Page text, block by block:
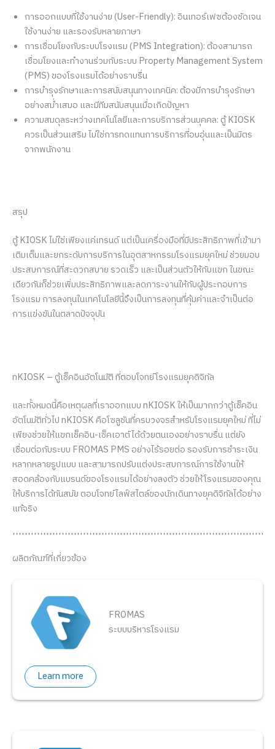
การออกแบบที่ใช้งานง่าย (User-Friendly): อินเทอร์เฟซต้องชัดเจน
ใช้งานง่าย และรองรับหลายภาษา
การเชื่อมโยงกับระบบโรงแรม (PMS Integration): ต้องสามารถ
เชื่อมโยงและทำงานร่วมกับระบบ Property Management System
(PMS) ของโรงแรมได้อย่างราบรื่น
การบำรุงรักษาและการสนับสนุนทางเทคนิค: ต้องมีการบำรุงรักษา
อย่างสม่ำเสมอ และมีทีมสนับสนุนเมื่อเกิดปัญหา
ความสมดุลระหว่างเทคโนโลยีและการบริการส่วนบุคคล: ตู้ KIOSK
ควรเป็นส่วนเสริม ไม่ใช่การทดแทนการบริการที่อบอุ่นและเป็นมิตร
จากพนักงาน
สรุป
ตู้ KIOSK ไม่ใช่เพียงแค่เทรนด์ แต่เป็นเครื่องมือที่มีประสิทธิภาพที่เข้ามา
เติมเต็มและยกระดับการบริการในอุตสาหกรรมโรงแรมยุคใหม่ ช่วยมอบ
ประสบการณ์ที่สะดวกสบาย รวดเร็ว และเป็นส่วนตัวให้กับแขก ในขณะ
เดียวกันก็ช่วยเพิ่มประสิทธิภาพและลดภาระงานให้กับผู้ประกอบการ
โรงแรม การลงทุนในเทคโนโลยีนี้จึงเป็นการลงทุนที่คุ้มค่าและจำเป็นต่อ
การแข่งขันในตลาดปัจจุบัน
nKIOSK – ตู้เช็คอินอัตโนมัติ ที่ตอบโจทย์โรงแรมยุคดิจิทัล
และทั้งหมดนี้คือเหตุผลที่เราออกแบบ nKIOSK ให้เป็นมากกว่าตู้เช็คอิน
อัตโนมัติทั่วไป nKIOSK คือโซลูชันที่ครบวงจรสำหรับโรงแรมยุคใหม่ ที่ไม่
เพียงช่วยให้แขกเช็คอิน-เช็คเอาต์ได้ด้วยตนเองอย่างราบรื่น แต่ยัง
เชื่อมต่อกับระบบ FROMAS PMS อย่างไร้รอยต่อ รองรับการชำระเงิน
หลากหลายรูปแบบ และสามารถปรับแต่งประสบการณ์การใช้งานให้
สอดคล้องกับแบรนด์ของโรงแรมได้อย่างลงตัว ช่วยให้โรงแรมของคุณ
ให้บริการได้ทันสมัย ตอบโจทย์ไลฟ์สไตล์ของนักเดินทางยุคดิจิทัลได้อย่าง
แท้จริง
ผลิตภัณฑ์ที่เกี่ยวข้อง
FROMAS
ระบบบริหารโรงแรม
Learn more